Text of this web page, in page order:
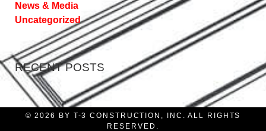
News & Media
Uncategorized
RECENT POSTS
© 2026 BY T-3 CONSTRUCTION, INC. ALL RIGHTS
RESERVED.